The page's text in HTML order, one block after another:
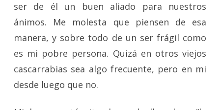
ser de él un buen aliado para nuestros
ánimos. Me molesta que piensen de esa
manera, y sobre todo de un ser frágil como
es mi pobre persona. Quizá en otros viejos
cascarrabias sea algo frecuente, pero en mi
desde luego que no.